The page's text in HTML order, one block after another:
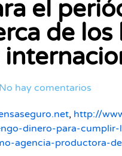
el
de
No hay comentarios
, http://
dinero-para-
agencia-productora-